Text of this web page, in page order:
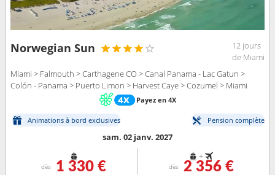
Norwegian Sun
12 jours
de Miami
Miami > Falmouth > Carthagene CO > Canal Panama - Lac Gatun >
Colón - Panama > Puerto Limon > Harvest Caye > Cozumel > Miami
Payez en 4X
Animations à bord exclusives Pension complète
sam. 02 janv. 2027
dès 1 330 €
+
dès 2 356 €